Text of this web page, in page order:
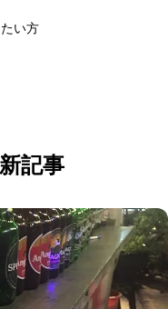
い方
記事